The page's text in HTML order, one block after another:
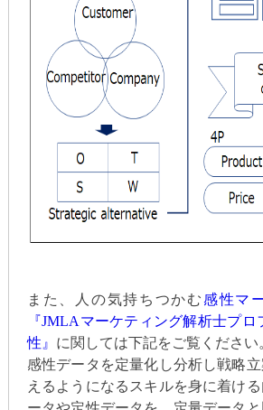
また、人の気持ちつかむ感性マ
『JMLAマーケティング解析士プ
性』 に関しては下記をご覧ください
感性データを定量化し分析し戦略
えるようになるスキルを身に着け